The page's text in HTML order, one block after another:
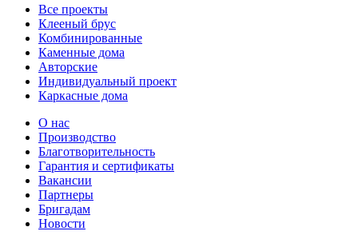
Все проекты
Клееный брус
Комбинированные
Каменные дома
Авторские
Индивидуальный проект
Каркасные дома
О нас
Производство
Благотворительность
Гарантия и сертификаты
Вакансии
Партнеры
Бригадам
Новости